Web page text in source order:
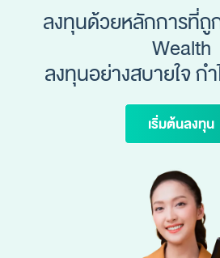
ลงทุนด้วยหลักการที่ถู
Wealth
ลงทุนอย่างสบายใจ ก
เริ่มต้นลงทุน